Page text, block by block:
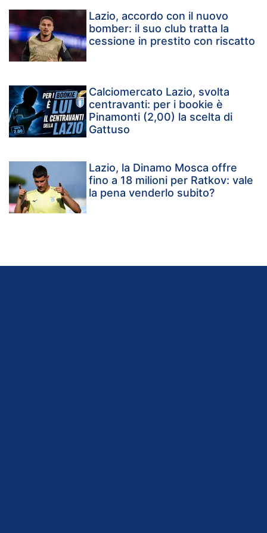
Lazio, accordo con il nuovo
bomber: il suo club tratta la
cessione in prestito con riscatto
Calciomercato Lazio, svolta
centravanti: per i bookie è
Pinamonti (2,00) la scelta di
Gattuso
Lazio, la Dinamo Mosca offre
fino a 18 milioni per Ratkov: vale
la pena venderlo subito?